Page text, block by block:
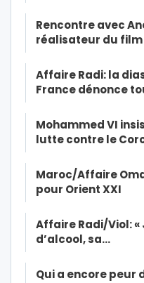
Rencontre avec
réalisateur du
Affaire Radi: la
France dénonce
Mohammed VI
lutte contre le
Maroc/Affaire
pour Orient XXI
Affaire Radi/Viol:
d’alcool, sa…
Qui a encore peur